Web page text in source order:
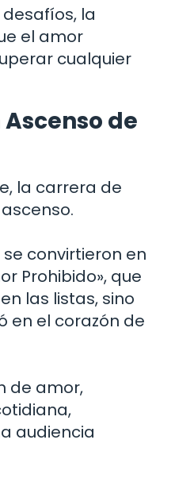
la
el amor
cualquier
de
la carrera de
convirtieron en
Prohibido», que
las listas, sino
en el corazón de
de amor,
audiencia